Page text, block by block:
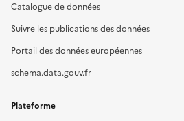
Catalogue de données
Suivre les publications des données
Portail des données européennes
schema.data.gouv.fr
Plateforme